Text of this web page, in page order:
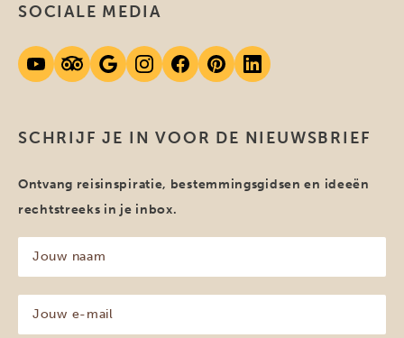
SCHRIJF JE IN VOOR DE NIEUWSBRIEF
Ontvang reisinspiratie, bestemmingsgidsen en ideeën
rechtstreeks in je inbox.
naam
(Vereist)
SOCIALE MEDIA